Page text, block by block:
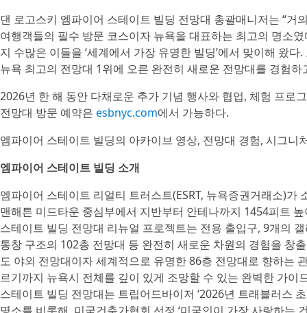
댄 로고스키 엠파이어 스테이트 빌딩 전망대 총괄매니저는 “
여행객들의 필수 방문 코스이자 뉴욕을 대표하는 최고의 명소
지 수많은 이들을 ‘세계에서 가장 유명한 빌딩’에서 맞이해 왔
뉴욕 최고의 전망대 1위에 오른 완전히 새로운 전망대를 경험하
2026년 한 해 동안 다채로운 추가 기념 행사와 협업, 체험 프로
전망대 방문 예약은 esbnyc.com에서 가능하다.
엠파이어 스테이트 빌딩의 아카이브 영상, 전망대 경험, 시그
엠파이어 스테이트 빌딩 소개
엠파이어 스테이트 리얼티 트러스트(ESRT, 뉴욕증권거래소)가
맨해튼 미드타운 중심부에서 지반부터 안테나까지 1454피트
스테이트 빌딩 전망대 리뉴얼 프로젝트는 전용 출입구, 9개의
통창 구조의 102층 전망대 등 완전히 새로운 차원의 경험을 창
도 야외 전망대이자 세계적으로 유명한 86층 전망대로 향하는
르기까지 뉴욕시 전체를 깊이 있게 조망할 수 있는 완벽한 가
스테이트 빌딩 전망대는 트립어드바이저 ‘2026년 트래블러스